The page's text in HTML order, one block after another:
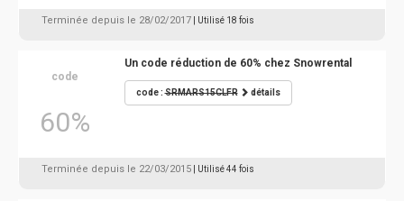
Terminée depuis le 28/02/2017 | Utilisé 18 fois
code
60%
Un code réduction de 60% chez Snowrental
code :SRMARS15CLFR détails
Terminée depuis le 22/03/2015 | Utilisé 44 fois